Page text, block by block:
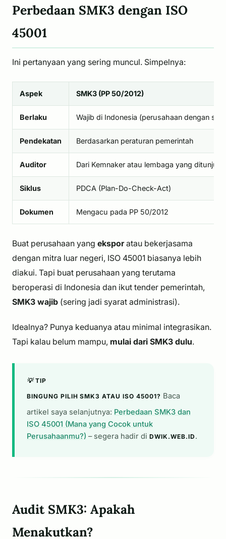
Perbedaan SMK3 dengan ISO
45001
Ini pertanyaan yang sering muncul. Simpelnya:
Aspek SMK3 (PP 50/2012)
Berlaku Wajib di Indonesia (perusahaan dengan
Pendekatan Berdasarkan peraturan pemerintah
Auditor Dari Kemnaker atau lembaga yang ditunjuk
Siklus PDCA (Plan-Do-Check-Act)
Dokumen Mengacu pada PP 50/2012
Buat perusahaan yang eksporatau bekerjasama
dengan mitra luar negeri, ISO 45001 biasanya lebih
diakui. Tapi buat perusahaan yang terutama
beroperasi di Indonesia dan ikut tender pemerintah,
SMK3 wajib (sering jadi syarat administrasi).
Idealnya? Punya keduanya atau minimal integrasikan.
Tapi kalau belum mampu, mulai dari SMK3 dulu.
💡 TIP
BINGUNG PILIH SMK3 ATAU ISO 45001? Baca
artikel saya selanjutnya: Perbedaan SMK3 dan
ISO 45001 (Mana yang Cocok untuk
Perusahaanmu?) – segera hadir di DWIK.WEB.ID .
Audit SMK3: Apakah
Menakutkan?